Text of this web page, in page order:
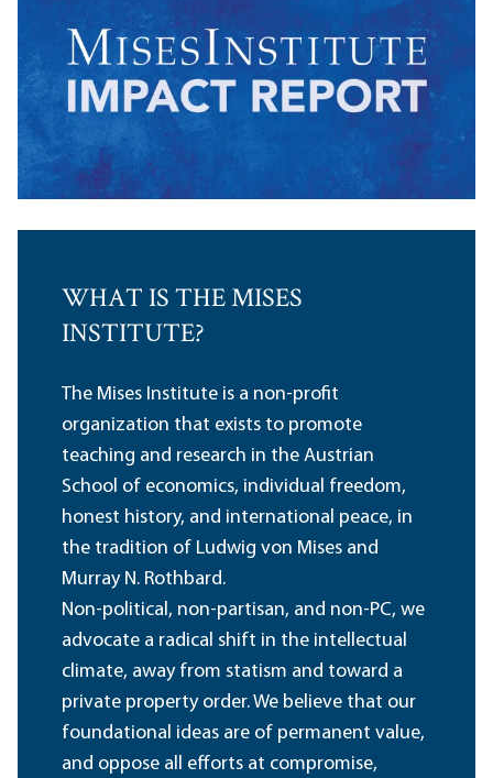
WHAT IS THE MISES
INSTITUTE?
The Mises Institute is a non-profit
organization that exists to promote
teaching and research in the Austrian
School of economics, individual freedom,
honest history, and international peace, in
the tradition of Ludwig von Mises and
Murray N. Rothbard.
Non-political, non-partisan, and non-PC, we
advocate a radical shift in the intellectual
climate, away from statism and toward a
private property order. We believe that our
foundational ideas are of permanent value,
and oppose all efforts at compromise,